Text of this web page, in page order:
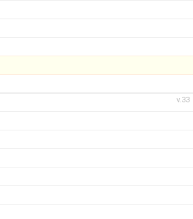
v.33